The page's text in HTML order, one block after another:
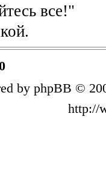
все!"
by phpBB ©
http://